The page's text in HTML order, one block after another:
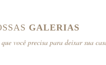
GALERIAS
você precisa para deixar sua